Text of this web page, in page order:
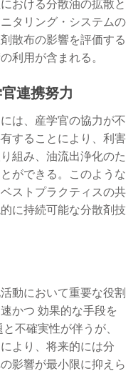
おける分散油の拡散と
タリング・システムの
散布の影響を評価する
利用が含まれる。
連携努力
は、産学官の協力が不
することにより、利害
組み、油流出浄化のた
ができる。このような
ストプラクティスの共
に持続可能な分散剤技
動において重要な役割
かつ 効果的な手段を
不確実性が伴うが、
より、将来的には分
影響が最小限に抑えら